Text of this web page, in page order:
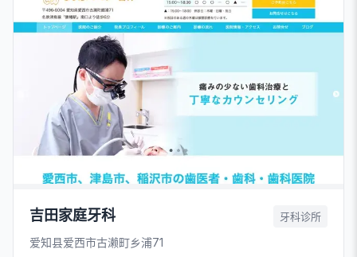
吉田家庭牙科 牙科诊所
爱知县爱西市古濑町乡浦71